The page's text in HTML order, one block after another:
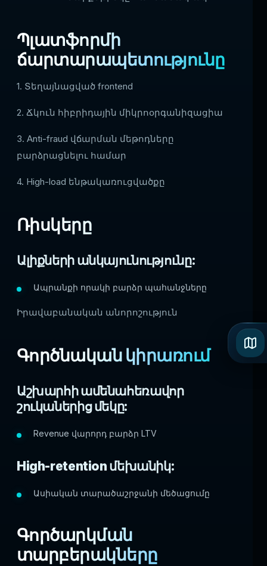
Պլատֆորմի
ճարտարապետությունը
1. Տեղայնացված frontend
2. Ճկուն հիբրիդային միկրոօրգանիզացիա
3. Anti-fraud վճարման մեթոդները
բարձրացնելու համար
4. High-load ենթակառուցվածքը
Ռիսկերը
Ալիքների անկայունությունը:
Ապրանքի որակի բարձր պահանջները
Իրավաբանական անորոշություն
Գործնական կիրառում
Աշխարհի ամենահեռավոր
շուկաներից մեկը:
Revenue վարորդ բարձր LTV
High-retention մեխանիկ:
Ասիական տարածաշրջանի մեծացումը
Գործարկման
տարբերակները